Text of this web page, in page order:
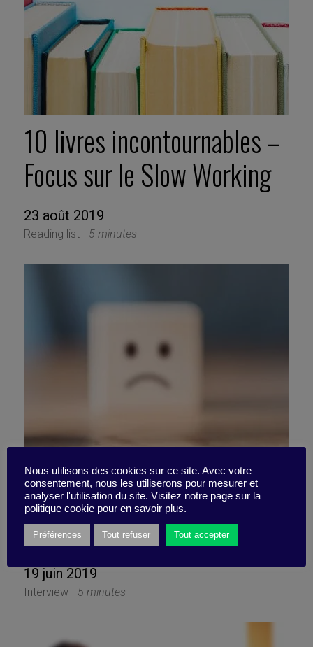
10 livres incontournables –
Focus sur le Slow Working
23 août 2019
Reading list - 5 minutes
Émotion et performance :
3 experts témoignent
19 juin 2019
Interview - 5 minutes
Nous utilisons des cookies sur ce site. Avec votre
consentement, nous les utiliserons pour mesurer et
analyser l'utilisation du site. Visitez notre page sur la
politique cookie pour en savoir plus.
Préférences Tout refuser Tout accepter